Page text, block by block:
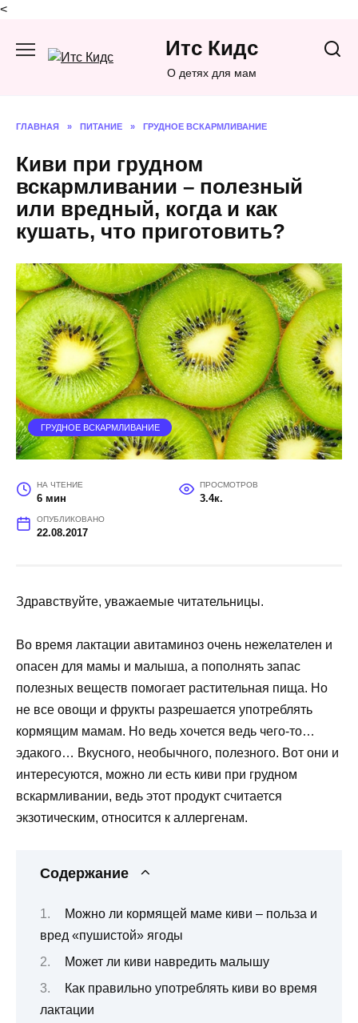
<
содержанию
Итс Кидс
О детях для мам
ГЛАВНАЯ » ПИТАНИЕ » ГРУДНОЕ ВСКАРМЛИВАНИЕ
Киви при грудном
вскармливании – полезный
или вредный, когда и как
кушать, что приготовить?
ГРУДНОЕ ВСКАРМЛИВАНИЕ
НА ЧТЕНИЕ
6 мин
ПРОСМОТРОВ
3.4к.
ОПУБЛИКОВАНО
22.08.2017
Здравствуйте, уважаемые читательницы.
Во время лактации авитаминоз очень нежелателен и
опасен для мамы и малыша, а пополнять запас
полезных веществ помогает растительная пища. Но
не все овощи и фрукты разрешается употреблять
кормящим мамам. Но ведь хочется ведь чего-то…
эдакого… Вкусного, необычного, полезного. Вот они и
интересуются, можно ли есть киви при грудном
вскармливании, ведь этот продукт считается
экзотическим, относится к аллергенам.
Содержание
Можно ли кормящей маме киви – польза и
вред «пушистой» ягоды
Может ли киви навредить малышу
Как правильно употреблять киви во время
лактации